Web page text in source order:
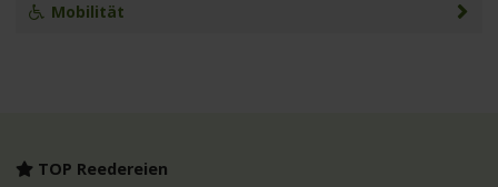
Mobilität
TOP Reedereien